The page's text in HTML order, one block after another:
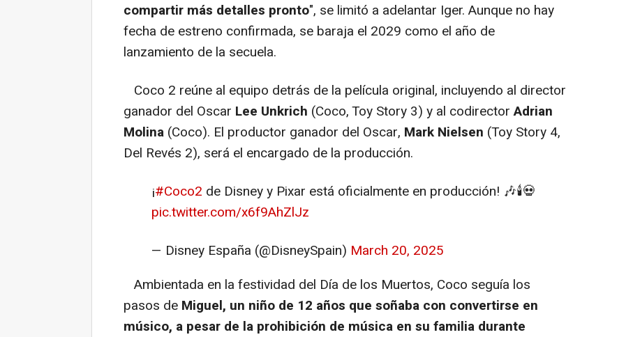
compartir más detalles pronto", se limitó a adelantar Iger. Aunque no hay
fecha de estreno confirmada, se baraja el 2029 como el año de
lanzamiento de la secuela.
Coco 2 reúne al equipo detrás de la película original, incluyendo al director
ganador del Oscar Lee Unkrich (Coco, Toy Story 3) y al codirectorAdrian
Molina (Coco). El productor ganador del Oscar, Mark Nielsen (Toy Story 4,
Del Revés 2), será el encargado de la producción.
¡#Coco2 de Disney y Pixar está oficialmente en producción! 🎶🕯️💀
pic.twitter.com/x6f9AhZlJz
— Disney España (@DisneySpain) March 20, 2025
Ambientada en la festividad del Día de los Muertos, Coco seguía los
pasos de Miguel, un niño de 12 años que soñaba con convertirse en
músico, a pesar de la prohibición de música en su familia durante